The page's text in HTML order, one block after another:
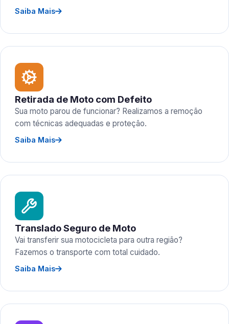
Saiba Mais
Retirada de Moto com Defeito
Sua moto parou de funcionar? Realizamos a remoção
com técnicas adequadas e proteção.
Saiba Mais
Translado Seguro de Moto
Vai transferir sua motocicleta para outra região?
Fazemos o transporte com total cuidado.
Saiba Mais